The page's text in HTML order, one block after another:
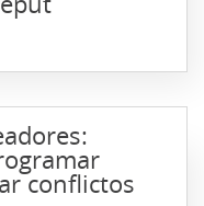
conflictos